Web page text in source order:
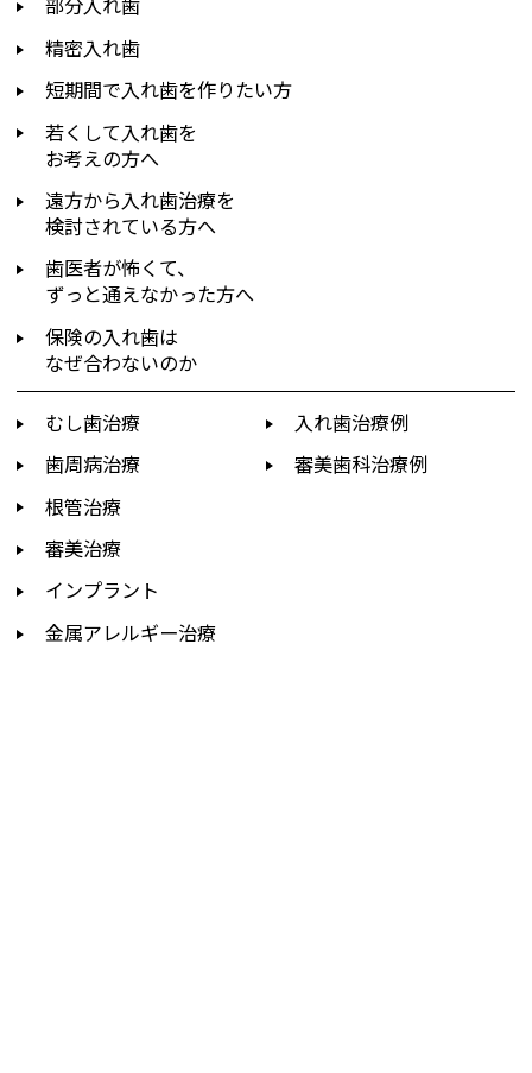
精密入れ歯
短期間で入れ歯を作りたい方
若くして入れ歯を
お考えの方へ
遠方から入れ歯治療を
検討されている方へ
歯医者が怖くて、
ずっと通えなかった方へ
保険の入れ歯は
なぜ合わないのか
むし歯治療
歯周病治療
根管治療
審美治療
インプラント
金属アレルギー治療
入れ歯治療例
審美歯科治療例